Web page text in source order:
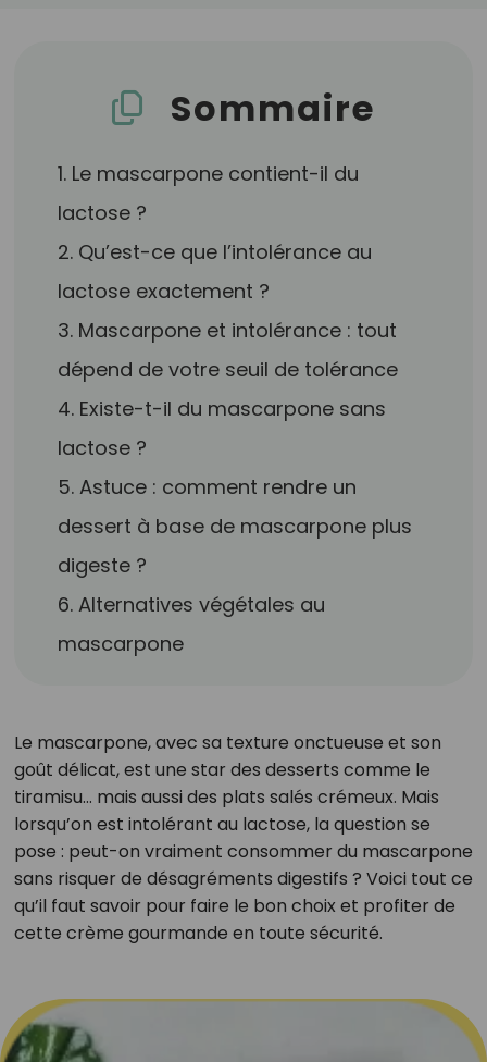
Sommaire
1. Le mascarpone contient-il du
lactose ?
2. Qu’est-ce que l’intolérance au
lactose exactement ?
3. Mascarpone et intolérance : tout
dépend de votre seuil de tolérance
4. Existe-t-il du mascarpone sans
lactose ?
5. Astuce : comment rendre un
dessert à base de mascarpone plus
digeste ?
6. Alternatives végétales au
mascarpone
Le mascarpone, avec sa texture onctueuse et son
goût délicat, est une star des desserts comme le
tiramisu… mais aussi des plats salés crémeux. Mais
lorsqu’on est intolérant au lactose, la question se
pose : peut-on vraiment consommer du mascarpone
sans risquer de désagréments digestifs ? Voici tout ce
qu’il faut savoir pour faire le bon choix et profiter de
cette crème gourmande en toute sécurité.